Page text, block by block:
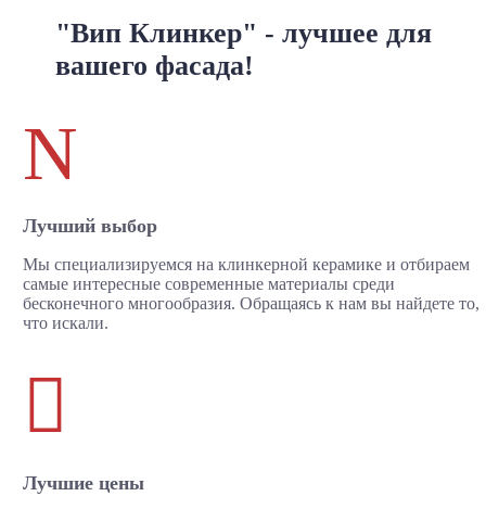
"Вип Клинкер" - лучшее для
вашего фасада!
N
Лучший выбор
Мы специализируемся на клинкерной керамике и отбираем
самые интересные современные материалы среди
бесконечного многообразия. Обращаясь к нам вы найдете то,
что искали.

Лучшие цены